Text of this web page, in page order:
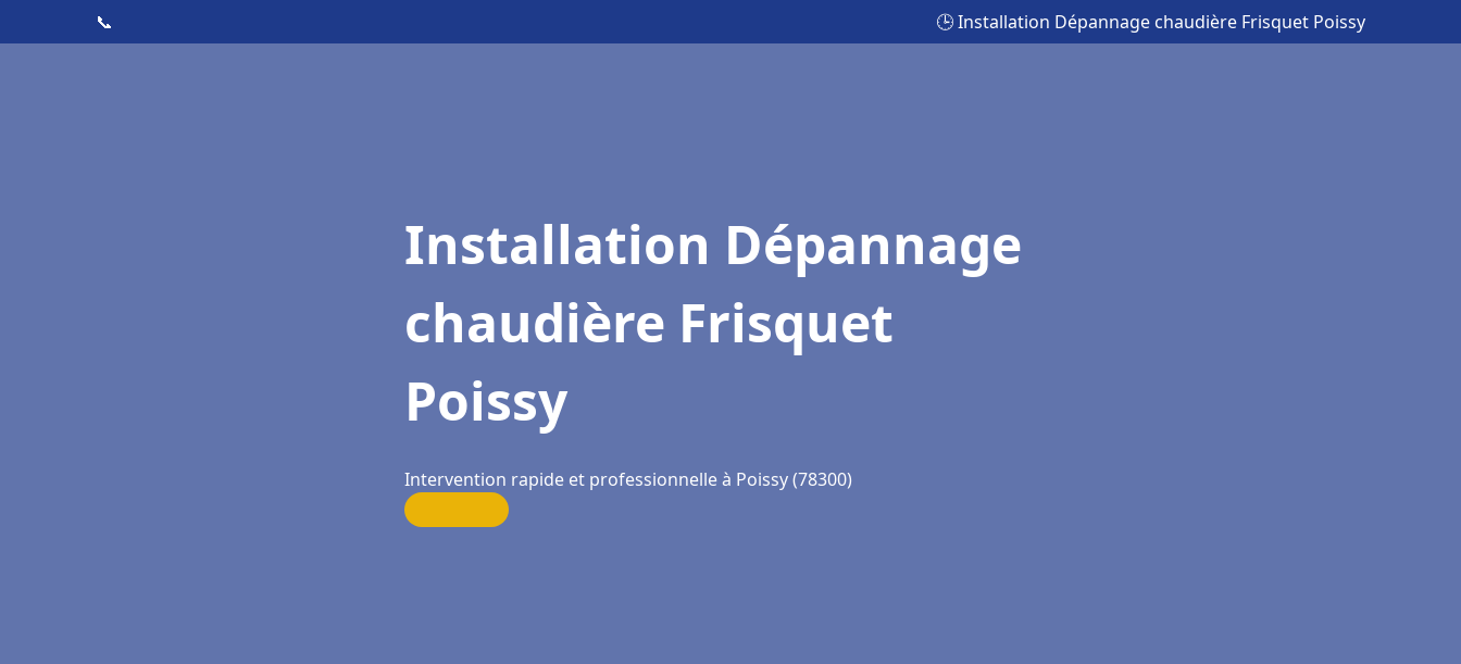
📞 🕒 Installation Dépannage chaudière Frisquet Poissy
Installation Dépannage
chaudière Frisquet
Poissy
Intervention rapide et professionnelle à Poissy (78300)